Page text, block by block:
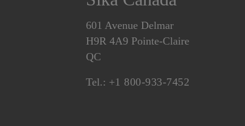
601 Avenue Delmar
H9R 4A9 Pointe-Claire
QC
Tel.: +1 800-933-7452